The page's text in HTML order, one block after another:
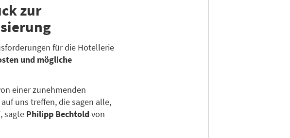
zur
für die Hotellerie
und mögliche
einer zunehmenden
uns treffen, die sagen alle,
sagte Philipp Bechtoldvon